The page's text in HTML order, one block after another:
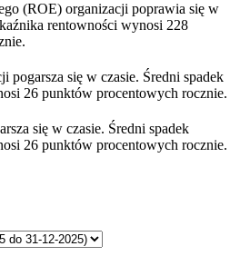
(ROE) organizacji poprawia się w
rentowności wynosi 228
pogarsza się w czasie. Średni spadek
26 punktów procentowych rocznie.
się w czasie. Średni spadek
26 punktów procentowych rocznie.